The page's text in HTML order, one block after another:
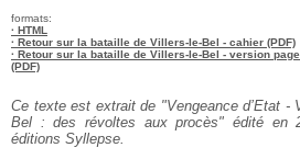
formats:
· HTML
· Retour sur la bataille de Villers-le-Bel - cahier (PDF)
· Retour sur la bataille de Villers-le-Bel - version
(PDF)
Ce texte est extrait de "Vengeance d’Etat -
Bel : des révoltes aux procès" édité en
éditions Syllepse.